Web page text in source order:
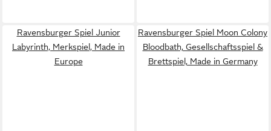
Ravensburger Spiel Junior
Labyrinth, Merkspiel, Made in
Europe
Ravensburger Spiel Moon Colony
Bloodbath, Gesellschaftsspiel &
Brettspiel, Made in Germany